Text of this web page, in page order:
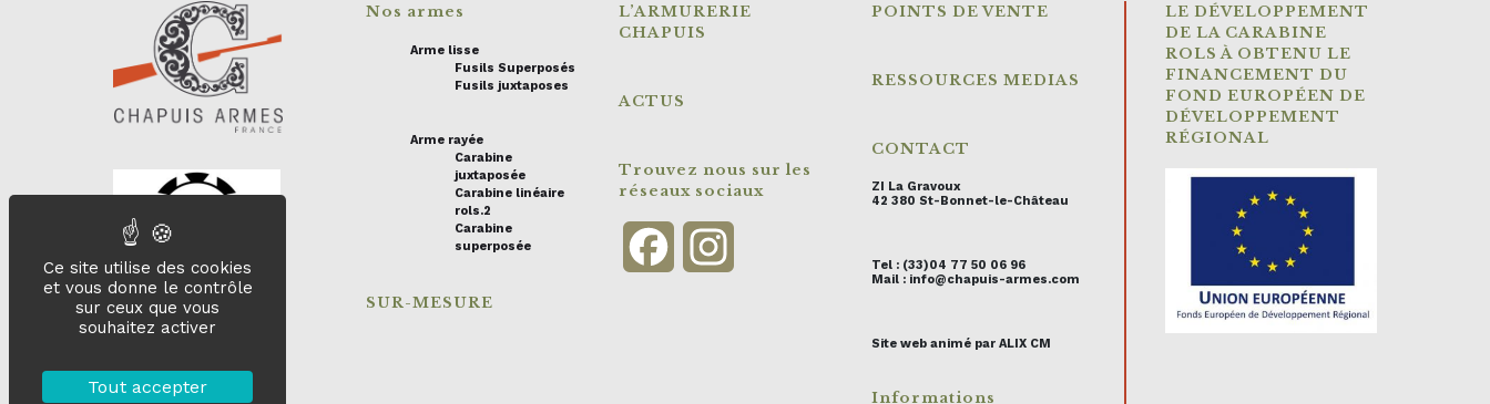
Nos armes
Arme lisse
Fusils Superposés
Fusils juxtaposes
Arme rayée
Carabine
juxtaposée
Carabine linéaire
rols.2
Carabine
superposée
SUR-MESURE
L’ARMURERIE
CHAPUIS
ACTUS
Trouvez nous sur les
réseaux sociaux
Facebook
POINTS DE VENTE
RESSOURCES MEDIAS
CONTACT
ZI La Gravoux
42 380 St-Bonnet-le-Château
Tel : (33)04 77 50 06 96
Mail : info@chapuis-armes.com
Site web animé par ALIX CM
Informations
LE DÉVELOPPEMENT
DE LA CARABINE
ROLS À OBTENU LE
FINANCEMENT DU
FOND EUROPÉEN DE
DÉVELOPPEMENT
RÉGIONAL
Ce site utilise des cookies
et vous donne le contrôle
sur ceux que vous
souhaitez activer
Tout accepter